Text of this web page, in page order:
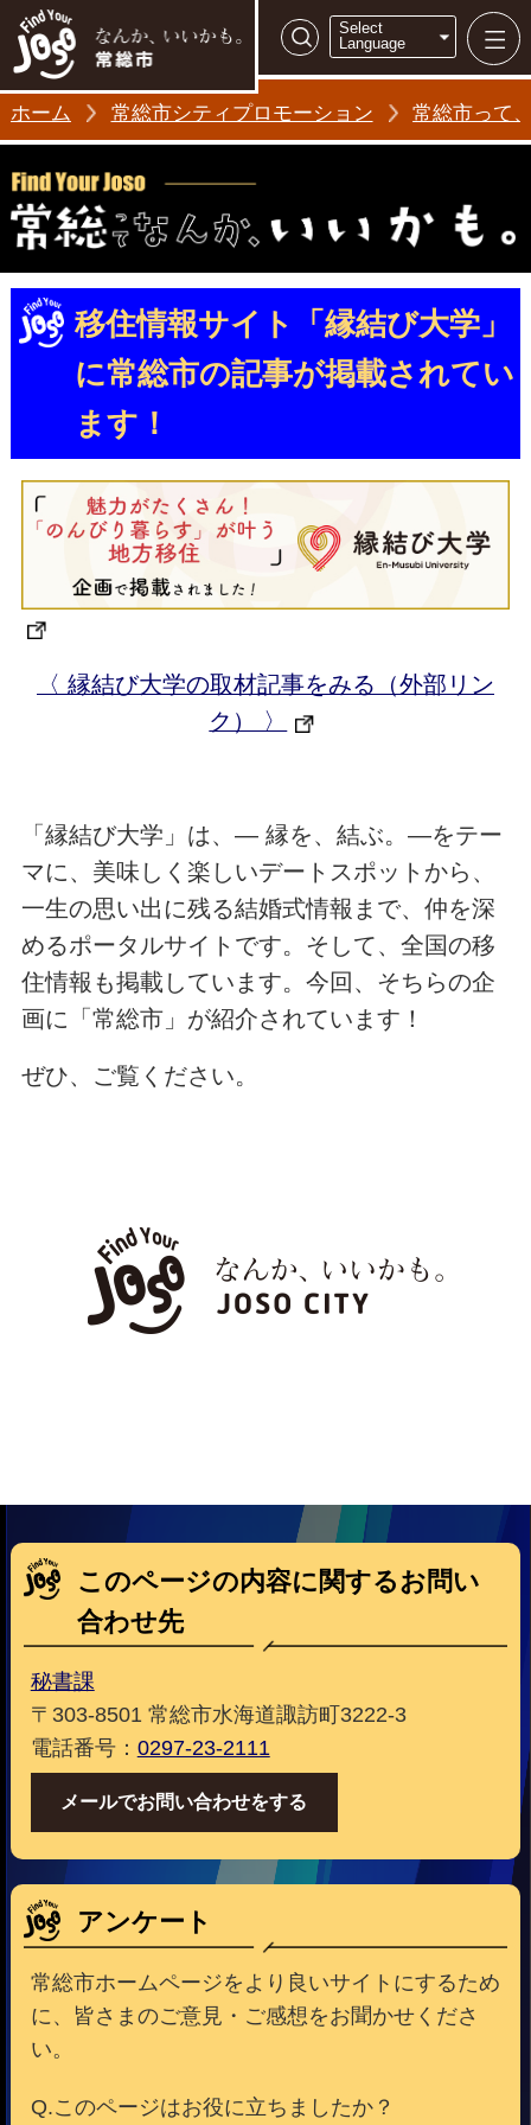
常総市シテ
検索
Select
Language
ホーム 常総市シティプロモーション 常総市って
移住情報サイト「縁結び大学」
に常総市の記事が掲載されてい
ます！
〈 縁結び大学の取材記事をみる（外部リン
ク） 〉
「縁結び大学」は、― 縁を、結ぶ。―をテー
マに、美味しく楽しいデートスポットから、
一生の思い出に残る結婚式情報まで、仲を深
めるポータルサイトです。そして、全国の移
住情報も掲載しています。今回、そちらの企
画に「常総市」が紹介されています！
ぜひ、ご覧ください。
このページの内容に関するお問い
合わせ先
秘書課
〒303-8501 常総市水海道諏訪町3222-3
電話番号： 0297-23-2111
メールでお問い合わせをする
アンケート
常総市ホームページをより良いサイトにするため
に、皆さまのご意見・ご感想をお聞かせくださ
い。
Q.このページはお役に立ちましたか？